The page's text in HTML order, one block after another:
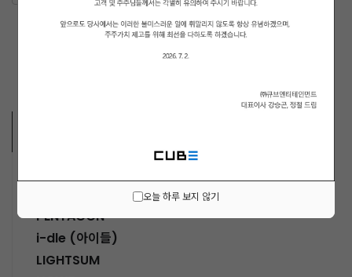
오늘 하루 보지 않기
MUSICIANS
PENTAGON
i-dle (아이들)
LIGHTSUM